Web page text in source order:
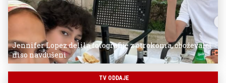
Jennifer Lopez delila fotografije z otrokoma, oboževalci
niso navdušeni
TV ODDAJE